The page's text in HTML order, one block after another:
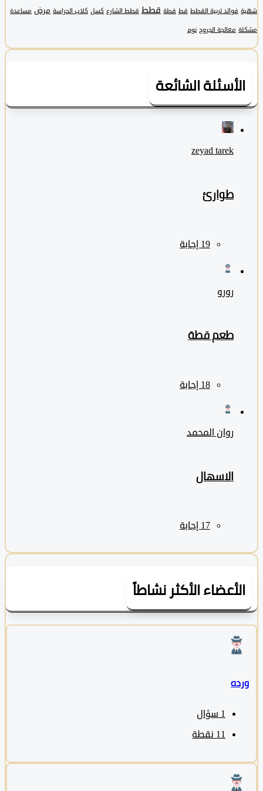
فوائد تربية القطط قط قطة قطط قطط الشارع كسل كلاب الحراسة مرض مساعدة
معالجة الجروح نوم
الشائعة
zeyad ‎tarek
طوارئ
طعم قطة
روان المحمد
الاسهال
الأكثر نشاطاً
سؤال
نقطة